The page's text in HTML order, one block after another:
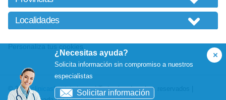
¿Necesitas ayuda?
Solicita información sin compromiso a nuestros
especialistas
Solicitar información
Personaliza tus cookies
© 2026clinicasfertilidad.com| Todos los derechos reservados |